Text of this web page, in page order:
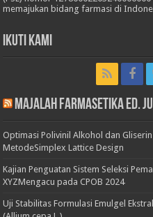
memajukan bidang farmasi di
Ikuti Kami
Majalah Farmasetika Ed.
Optimasi Polivinil Alkohol dan
MetodeSimplex Lattice Design
Kajian Penguatan Sistem Seleksi
XYZMengacu pada CPOB 2024
Uji Stabilitas Formulasi Emulgel